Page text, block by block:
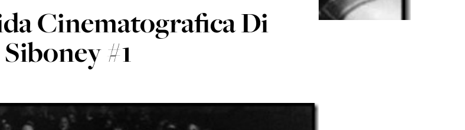
Cinematografica Di
Siboney #1